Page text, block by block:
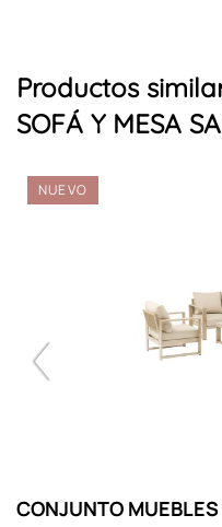
Productos
SOFÁ Y MESA
CONJUNTO
NUEVO